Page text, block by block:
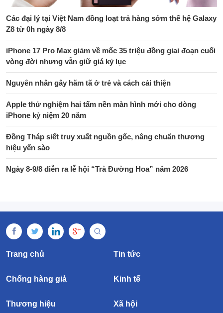
Các đại lý tại Việt Nam đồng loạt trả hàng sớm thế hệ Galaxy
Z8 từ 0h ngày 8/8
iPhone 17 Pro Max giảm về mốc 35 triệu đồng giai đoạn cuối
vòng đời nhưng vẫn giữ giá kỷ lục
Nguyên nhân gây hăm tã ở trẻ và cách cải thiện
Apple thử nghiệm hai tấm nền màn hình mới cho dòng
iPhone kỷ niệm 20 năm
Đồng Tháp siết truy xuất nguồn gốc, nâng chuẩn thương
hiệu yến sào
Ngày 8-9/8 diễn ra lễ hội “Trà Đường Hoa” năm 2026
Trang chủ Tin tức
Chống hàng giả Kinh tế
Thương hiệu Xã hội